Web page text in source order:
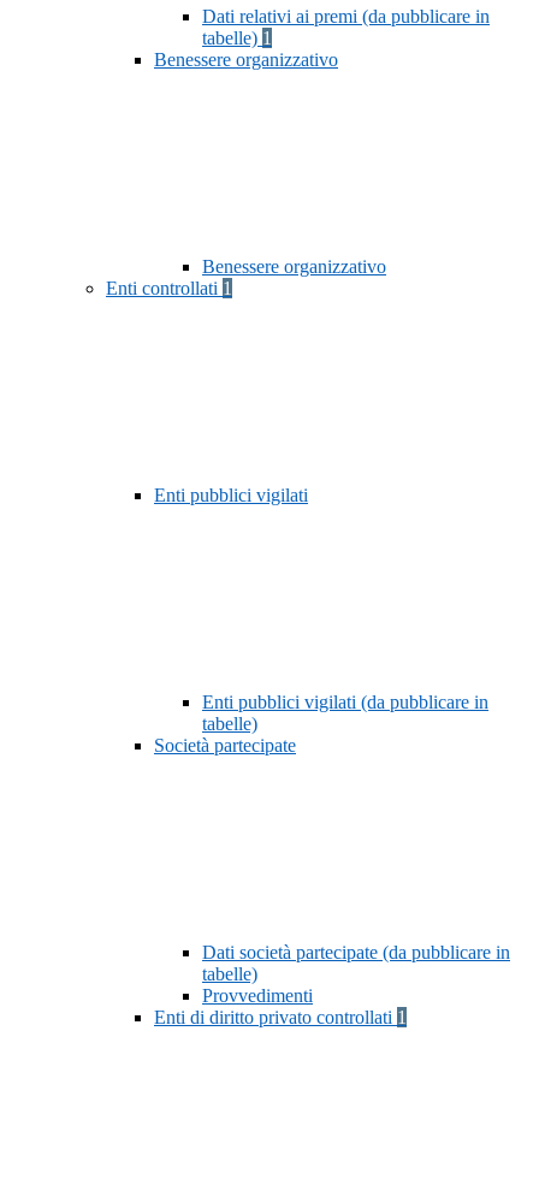
Dati relativi ai premi (da pubblicare in
tabelle) 1
Benessere organizzativo
Benessere organizzativo
Enti controllati 1
Enti pubblici vigilati
Enti pubblici vigilati (da pubblicare in
tabelle)
Società partecipate
Dati società partecipate (da pubblicare in
tabelle)
Provvedimenti
Enti di diritto privato controllati 1